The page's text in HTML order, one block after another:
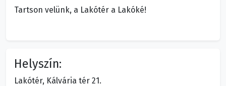
Tartson velünk, a Lakótér a Lakóké!
Helyszín:
Lakótér, Kálvária tér 21.